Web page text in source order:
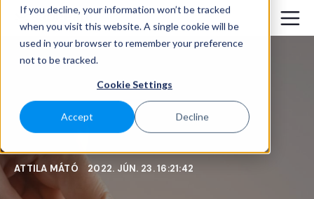
If you decline, your information won’t be tracked
when you visit this website. A single cookie will be
used in your browser to remember your preference
not to be tracked.
Cookie Settings
Accept Decline
ATTILA MÁTÓ 2022. JÚN. 23. 16:21:42